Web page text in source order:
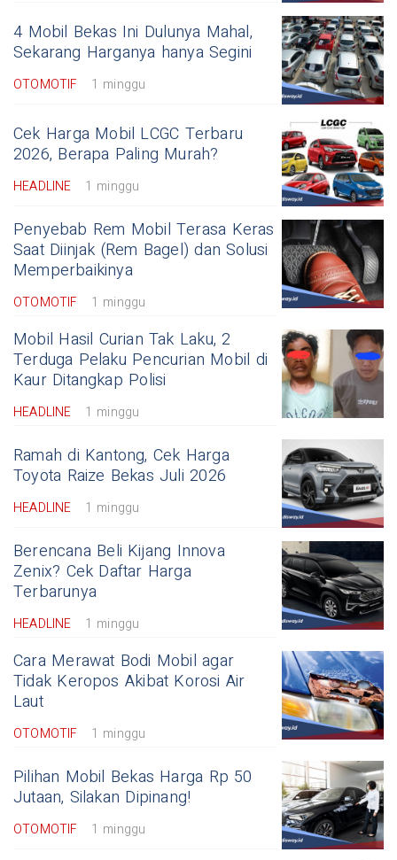
4 Mobil Bekas Ini Dulunya Mahal,
Sekarang Harganya hanya Segini
OTOMOTIF 1 minggu
Cek Harga Mobil LCGC Terbaru
2026, Berapa Paling Murah?
HEADLINE 1 minggu
Penyebab Rem Mobil Terasa Keras
Saat Diinjak (Rem Bagel) dan Solusi
Memperbaikinya
OTOMOTIF 1 minggu
Mobil Hasil Curian Tak Laku, 2
Terduga Pelaku Pencurian Mobil di
Kaur Ditangkap Polisi
HEADLINE 1 minggu
Ramah di Kantong, Cek Harga
Toyota Raize Bekas Juli 2026
HEADLINE 1 minggu
Berencana Beli Kijang Innova
Zenix? Cek Daftar Harga
Terbarunya
HEADLINE 1 minggu
Cara Merawat Bodi Mobil agar
Tidak Keropos Akibat Korosi Air
Laut
OTOMOTIF 1 minggu
Pilihan Mobil Bekas Harga Rp 50
Jutaan, Silakan Dipinang!
OTOMOTIF 1 minggu